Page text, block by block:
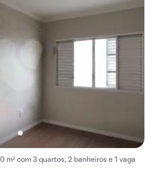
m² com 3 quartos, 2 banheiros e 1 vaga